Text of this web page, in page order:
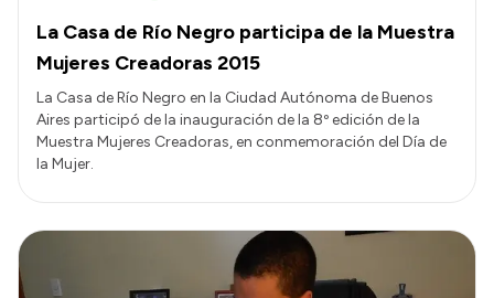
La Casa de Río Negro participa de la Muestra
Mujeres Creadoras 2015
La Casa de Río Negro en la Ciudad Autónoma de Buenos
Aires participó de la inauguración de la 8º edición de la
Muestra Mujeres Creadoras, en conmemoración del Día de
la Mujer.